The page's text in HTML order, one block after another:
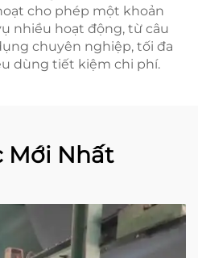
cho phép một khoản
nhiều hoạt động, từ câu
chuyên nghiệp, tối đa
dùng tiết kiệm chi phí.
Mới Nhất